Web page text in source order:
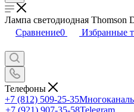
Лампа светодиодная Thomson
Сравнение0 Избранные
Телефоны
+7 (812) 509-25-35
+7 (921) 907-35-58Telegram